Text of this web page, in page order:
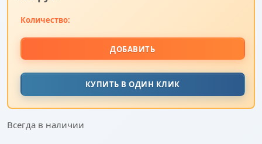
Количество:
ДОБАВИТЬ
КУПИТЬ В ОДИН КЛИК
Всегда в наличии